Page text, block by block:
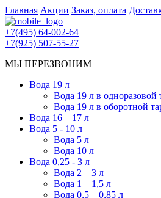
Главная Акции Заказ, оплата
+7(495) 64-002-64
+7(925) 507-55-27
МЫ ПЕРЕЗВОНИМ
Вода 19 л
Вода 19 л в одноразовой
Вода 19 л в оборотной
Вода 16 – 17 л
Вода 5 - 10 л
Вода 5 л
Вода 10 л
Вода 0,25 - 3 л
Вода 2 – 3 л
Вода 1 – 1,5 л
Вода 0,5 – 0,85 л